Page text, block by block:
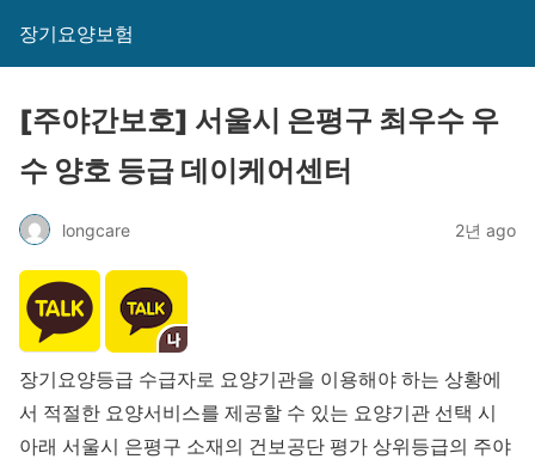
장기요양보험
[주야간보호] 서울시 은평구 최우수 우
수 양호 등급 데이케어센터
longcare 2년 ago
장기요양등급 수급자로 요양기관을 이용해야 하는 상황에
서 적절한 요양서비스를 제공할 수 있는 요양기관 선택 시
아래 서울시 은평구 소재의 건보공단 평가 상위등급의 주야